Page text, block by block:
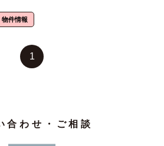
物件情報
1
合わせ・ご相談